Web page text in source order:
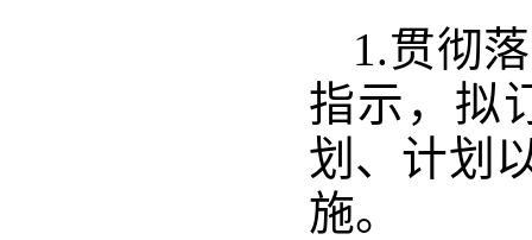
1.贯彻
指示，拟
划、计划
施。